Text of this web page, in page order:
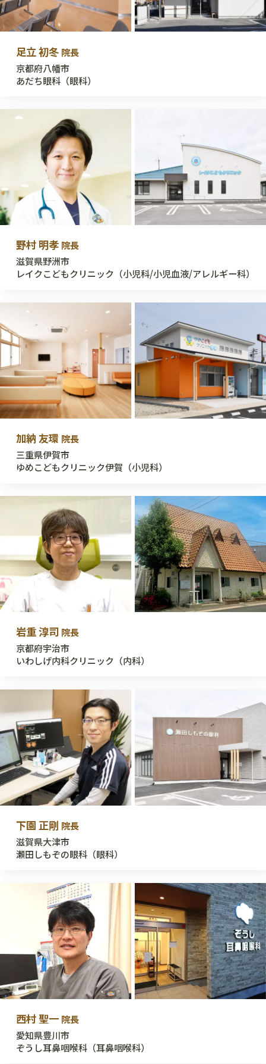
足立 初冬 院長
京都府八幡市
あだち眼科（眼科）
野村 明孝 院長
滋賀県野洲市
レイクこどもクリニック（小児科/小児血液/アレルギー科）
加納 友環 院長
三重県伊賀市
ゆめこどもクリニック伊賀（小児科）
岩重 淳司 院長
京都府宇治市
いわしげ内科クリニック（内科）
下園 正剛 院長
滋賀県大津市
瀬田しもぞの眼科（眼科）
西村 聖一 院長
愛知県豊川市
ぞうし耳鼻咽喉科（耳鼻咽喉科）